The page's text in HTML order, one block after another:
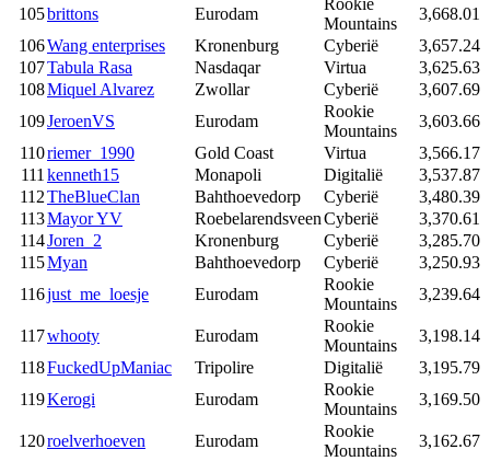
105brittons Eurodam
Mountains
3,668.01
106Wang enterprises Kronenburg Cyberië
3,657.24
107Tabula Rasa Nasdaqar Virtua
3,625.63
108Miquel Alvarez Zwollar Cyberië
3,607.69
109JeroenVS Eurodam
Rookie
Mountains
3,603.66
110riemer_1990 Gold Coast Virtua
3,566.17
111 kenneth15 Monapoli Digitalië
3,537.87
112TheBlueClan Bahthoevedorp Cyberië
3,480.39
113Mayor YV RoebelarendsveenCyberië
3,370.61
114Joren_2 Kronenburg Cyberië
3,285.70
115Myan Bahthoevedorp Cyberië
3,250.93
116just_me_loesje Eurodam
Rookie
Mountains
3,239.64
117whooty Eurodam
Rookie
Mountains
3,198.14
118FuckedUpManiac Tripolire Digitalië
3,195.79
119Kerogi Eurodam
Rookie
Mountains
3,169.50
120roelverhoeven Eurodam
Rookie
Mountains
3,162.67